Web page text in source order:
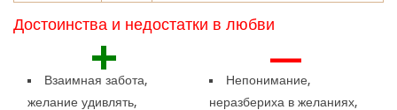
Достоинства и недостатки в любви
+
Взаимная забота,
желание удивлять,
—
Непонимание,
неразбериха в желаниях,